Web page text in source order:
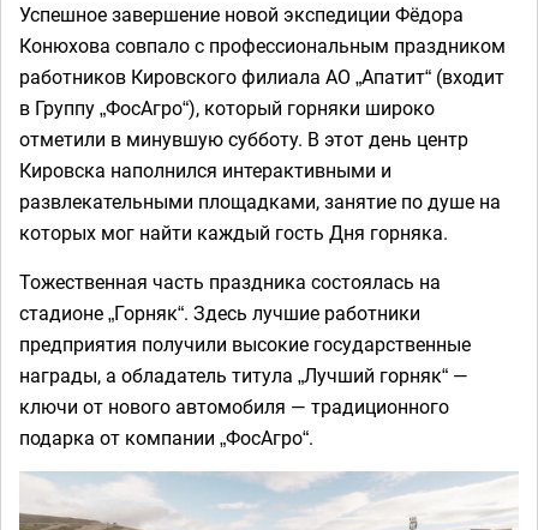
Успешное завершение новой экспедиции Фёдора
Конюхова совпало с профессиональным праздником
работников Кировского филиала АО „Апатит“ (входит
в Группу „ФосАгро“), который горняки широко
отметили в минувшую субботу. В этот день центр
Кировска наполнился интерактивными и
развлекательными площадками, занятие по душе на
которых мог найти каждый гость Дня горняка.
Тожественная часть праздника состоялась на
стадионе „Горняк“. Здесь лучшие работники
предприятия получили высокие государственные
награды, а обладатель титула „Лучший горняк“ —
ключи от нового автомобиля — традиционного
подарка от компании „ФосАгро“.